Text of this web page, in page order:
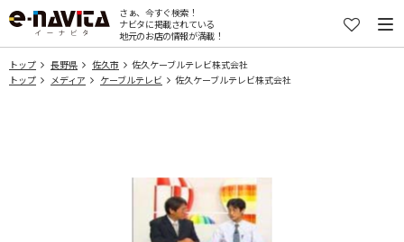
さぁ、今すぐ検索！
ナビタに掲載されている
地元のお店の情報が満載！
トップ 長野県 佐久市
佐久ケーブルテレビ株式会社
トップ
メディア ケーブルテレビ 佐久ケーブルテレビ株式会社